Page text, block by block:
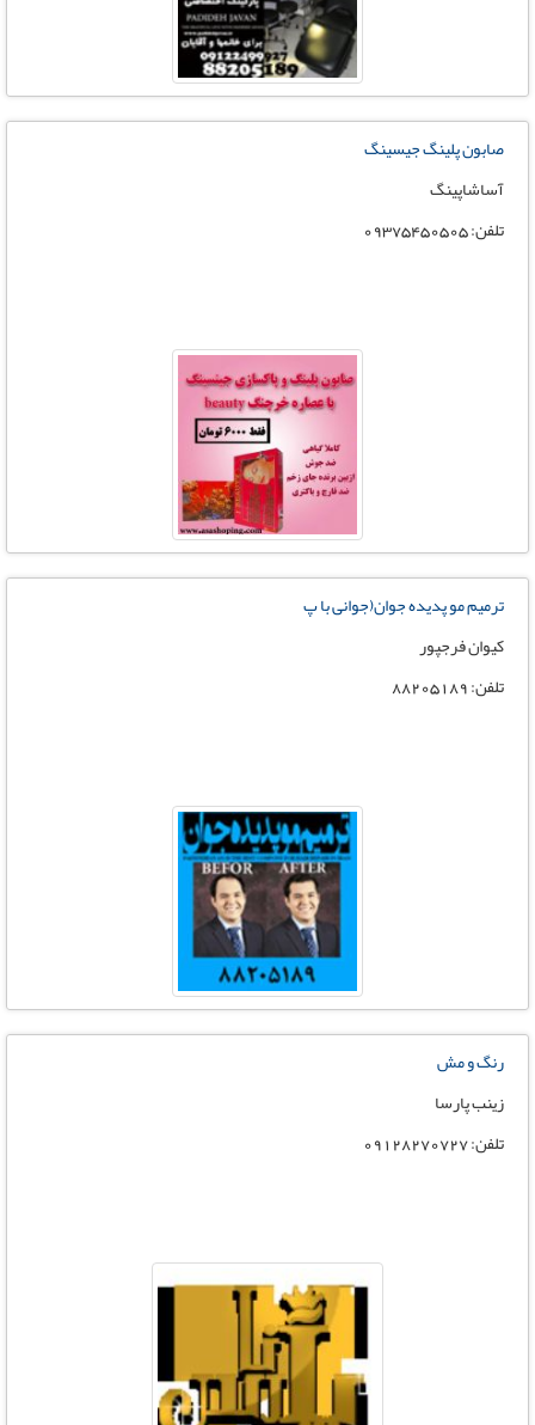
صابون پلینگ جیسینگ
آساشاپینگ
تلفن: 09375450505
ترمیم مو پدیده جوان(جوانی با پ
کیوان فرجپور
تلفن: 88205189
رنگ و مش
زینب پارسا
تلفن: ٠٩١٢٨٢٧٠٧٢٧